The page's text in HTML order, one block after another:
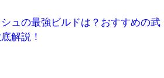
ュの最強ビルドは？おすすめの武
解説！